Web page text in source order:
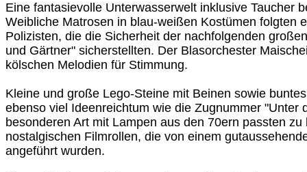
Eine fantasievolle Unterwasserwelt inklusive Taucher
Weibliche Matrosen in blau-weißen Kostümen folgten
Polizisten, die die Sicherheit der nachfolgenden
und Gärtner" sicherstellten. Der Blasorchester
kölschen Melodien für Stimmung.
Kleine und große Lego-Steine mit Beinen sowie
ebenso viel Ideenreichtum wie die Zugnummer "Unter
besonderen Art mit Lampen aus den 70ern passten
nostalgischen Filmrollen, die von einem
angeführt wurden.